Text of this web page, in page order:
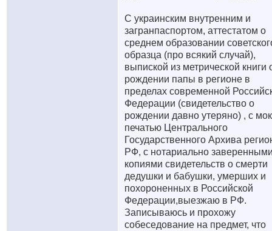
С украинским внутренним и
загранпаспортом, аттестатом о
среднем образовании
образца (про всякий случай),
выпиской из метрической книги
рождении папы в регионе в
пределах современной
Федерации (свидетельство о
рождении давно утеряно) , с
печатью Центрального
Государственного Архива
РФ, с нотариально
копиями свидетельств о смерти
дедушки и бабушки, умерших и
похороненных в Российской
Федерации,выезжаю в РФ.
Записываюсь и прохожу
собеседование на предмет, что